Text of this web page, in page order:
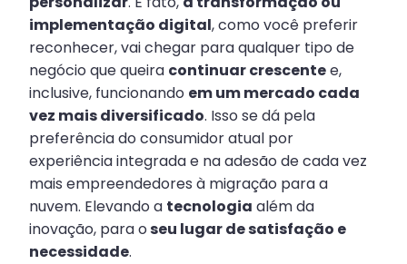
implementação digital, como você preferir
reconhecer, vai chegar para qualquer tipo de
negócio que queira continuar crescentee,
inclusive, funcionando em um mercado cada
vez mais diversificado. Isso se dá pela
preferência do consumidor atual por
experiência integrada e na adesão de cada vez
mais empreendedores à migração para a
nuvem. Elevando a tecnologia além da
inovação, para oseu lugar de satisfação e
necessidade.